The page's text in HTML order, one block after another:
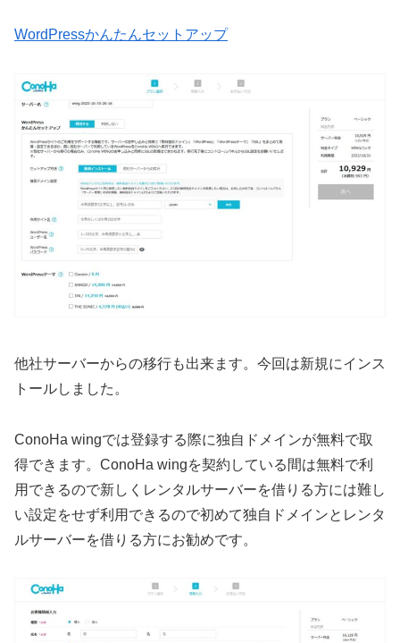
WordPressかんたんセットアップ
他社サーバーからの移行も出来ます。今回は新規にインス
トールしました。
ConoHa wingでは登録する際に独自ドメインが無料で取
得できます。ConoHa wingを契約している間は無料で利
用できるので新しくレンタルサーバーを借りる方には難し
い設定をせず利用できるので初めて独自ドメインとレンタ
ルサーバーを借りる方にお勧めです。